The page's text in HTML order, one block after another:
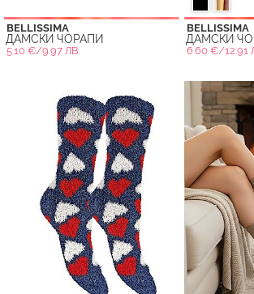
BELLISSIMA
ДАМСКИ ЧОРАПИ
5.10 €/9.97 ЛВ.
BELLISSIMA
ДАМСКИ
6.60 €/12.91